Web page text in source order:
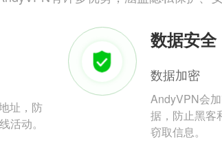
址，防
活动。
数据安全
数据加密
AndyVPN会
据，防止黑客
窃取信息。